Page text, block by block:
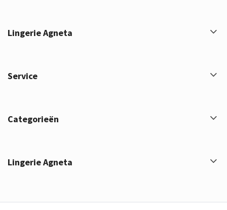
Lingerie Agneta
Service
Categorieën
Lingerie Agneta